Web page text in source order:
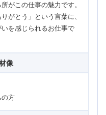
がこの仕事の魅力です。
がとう」という言葉に、
を感じられるお仕事で
像
方